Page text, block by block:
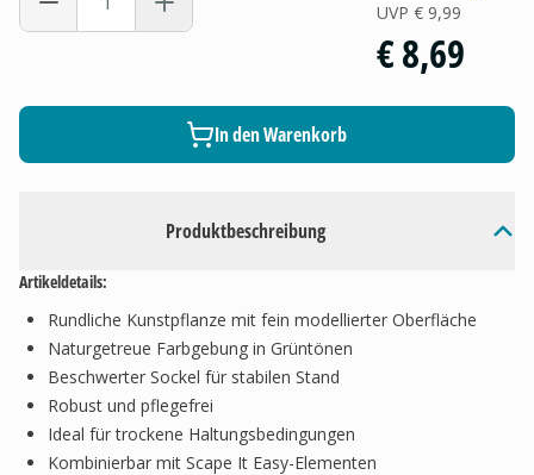
Produktbeschreibung
Artikeldetails:
Rundliche Kunstpflanze mit fein modellierter Oberfläche
Naturgetreue Farbgebung in Grüntönen
Beschwerter Sockel für stabilen Stand
Robust und pflegefrei
Ideal für trockene Haltungsbedingungen
Kombinierbar mit Scape It Easy-Elementen
UVP € 9,99
€ 8,69
In den Warenkorb